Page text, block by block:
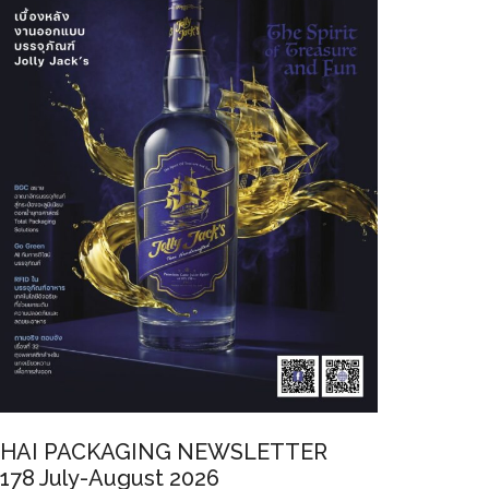
PACKAGING NEWSLETTER
July-August 2026